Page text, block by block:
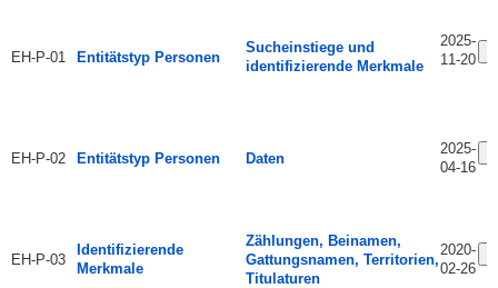
EH-P-01 Entitätstyp Personen
Sucheinstiege und
identifizierende Merkmale
2025-
11-20
EH-P-02 Entitätstyp Personen Daten
2025-
04-16
EH-P-03
Identifizierende
Merkmale
Zählungen, Beinamen,
Gattungsnamen, Territorien,
Titulaturen
2020-
02-26